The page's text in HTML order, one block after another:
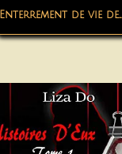
Enterrement de vie de...